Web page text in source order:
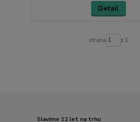
Detail
strana z 1
Slavíme 12 let na trhu